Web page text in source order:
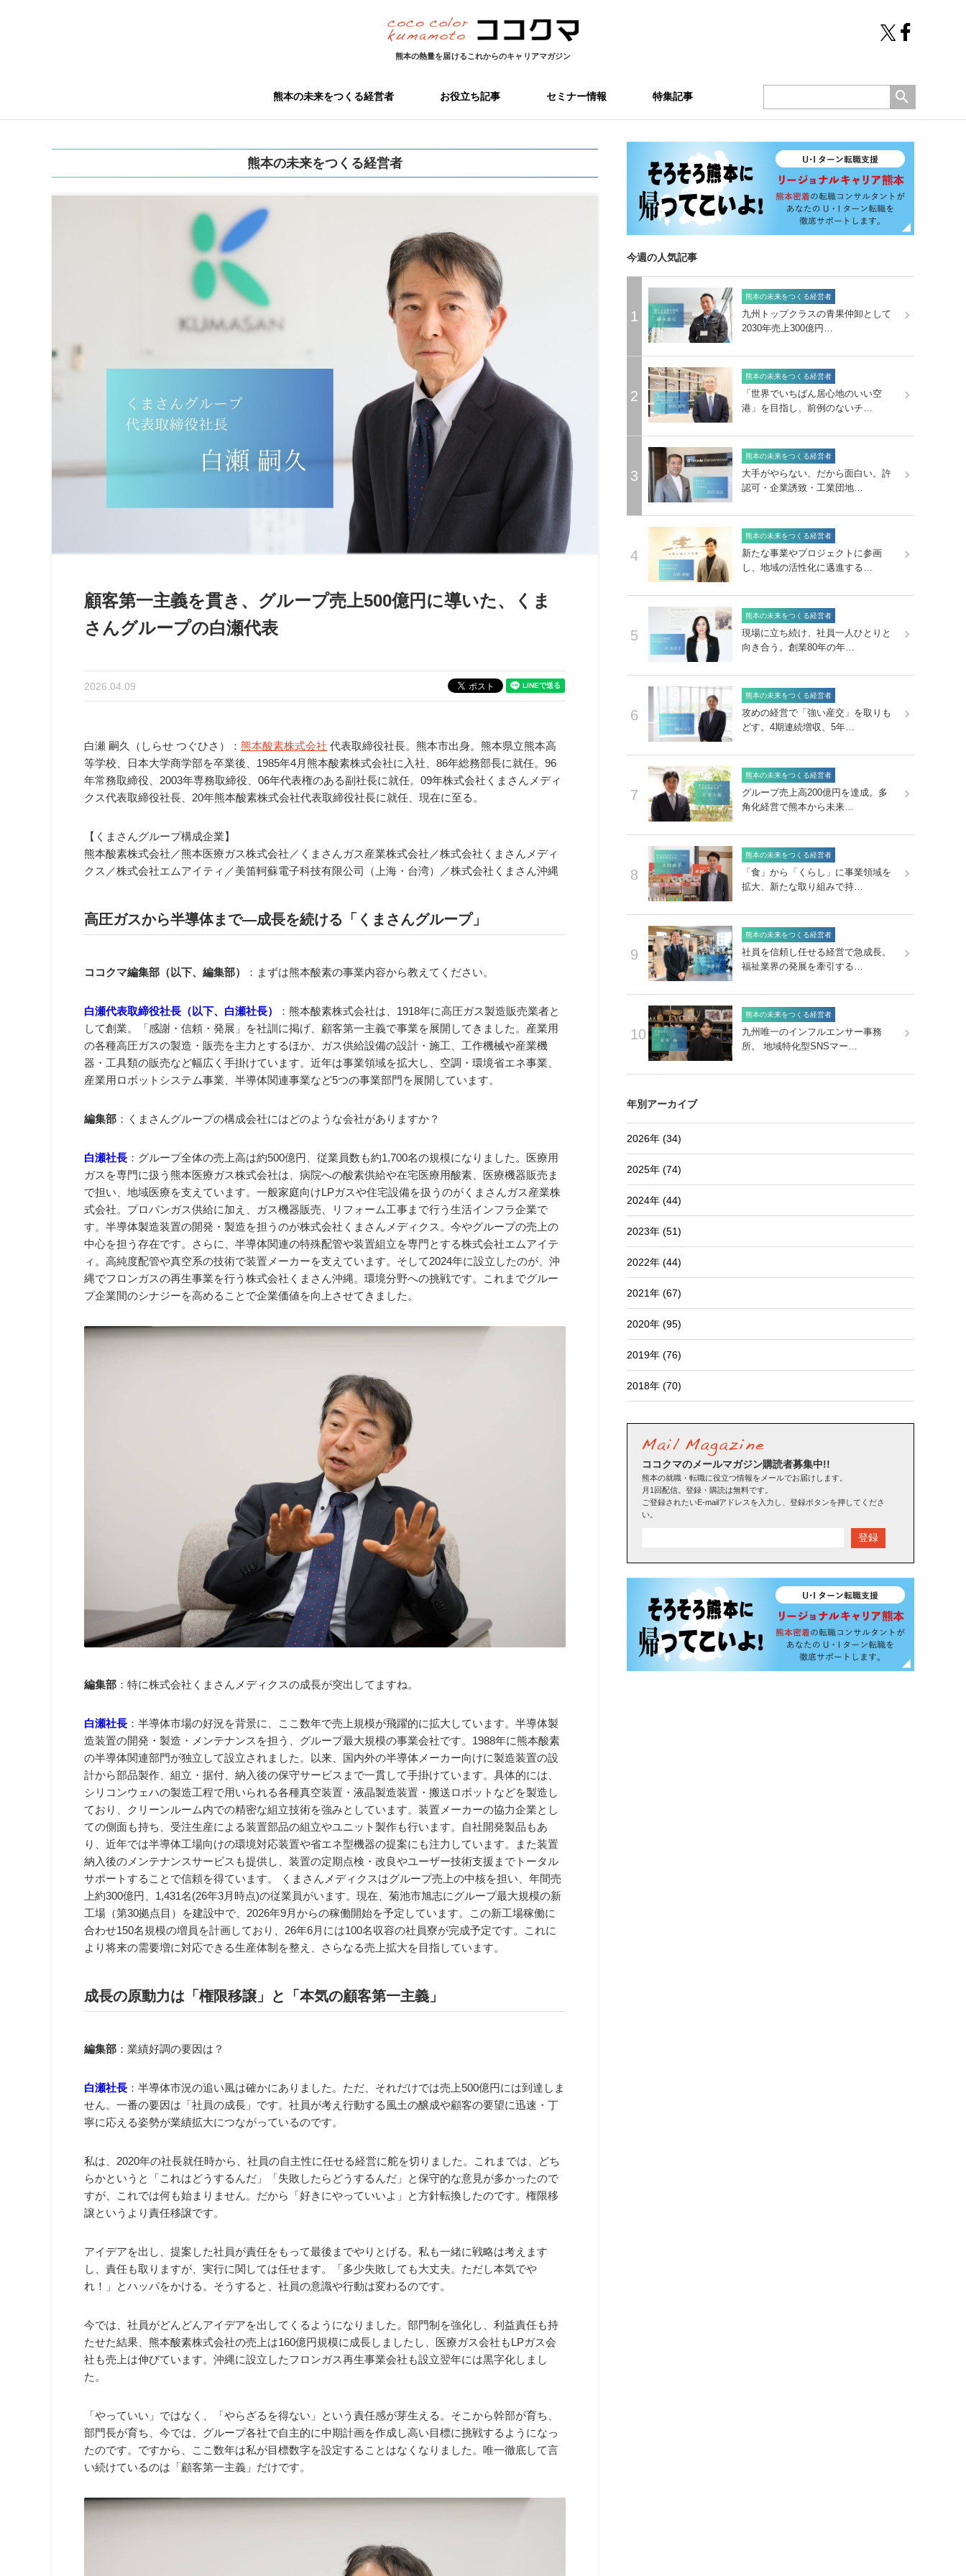
熊本の熱量を届けるこれからのキャリアマガジン
熊本の未来をつくる経営者 お役立ち記事 セミナー情報 特集記事
熊本の未来をつくる経営者
顧客第一主義を貫き、グループ売上500億円に導いた、くま
さんグループの白瀬代表
2026.04.09
白瀬 嗣久（しらせ つぐひさ）： 熊本酸素株式会社 代表取締役社長。熊本市出身。熊本県立熊本高
等学校、日本大学商学部を卒業後、1985年4月熊本酸素株式会社に入社、86年総務部長に就任。96
年常務取締役、2003年専務取締役、06年代表権のある副社長に就任。09年株式会社くまさんメディ
クス代表取締役社長、20年熊本酸素株式会社代表取締役社長に就任、現在に至る。
【くまさんグループ構成企業】
熊本酸素株式会社／熊本医療ガス株式会社／くまさんガス産業株式会社／株式会社くまさんメディ
クス／株式会社エムアイティ／美笛軻蘇電子科技有限公司（上海・台湾）／株式会社くまさん沖縄
高圧ガスから半導体まで―成長を続ける「くまさんグループ」
ココクマ編集部（以下、編集部） ：まずは熊本酸素の事業内容から教えてください。
白瀬代表取締役社長（以下、白瀬社長）
：熊本酸素株式会社は、1918年に高圧ガス製造販売業者と
して創業。「感謝・信頼・発展」を社訓に掲げ、顧客第一主義で事業を展開してきました。産業用
の各種高圧ガスの製造・販売を主力とするほか、ガス供給設備の設計・施工、工作機械や産業機
器・工具類の販売など幅広く手掛けています。近年は事業領域を拡大し、空調・環境省エネ事業、
産業用ロボットシステム事業、半導体関連事業など5つの事業部門を展開しています。
編集部 ：くまさんグループの構成会社にはどのような会社がありますか？
白瀬社長 ：グループ全体の売上高は約500億円、従業員数も約1,700名の規模になりました。医療用
ガスを専門に扱う熊本医療ガス株式会社は、病院への酸素供給や在宅医療用酸素、医療機器販売ま
で担い、地域医療を支えています。一般家庭向けLPガスや住宅設備を扱うのがくまさんガス産業株
式会社。プロパンガス供給に加え、ガス機器販売、リフォーム工事まで行う生活インフラ企業で
す。半導体製造装置の開発・製造を担うのが株式会社くまさんメディクス。今やグループの売上の
中心を担う存在です。さらに、半導体関連の特殊配管や装置組立を専門とする株式会社エムアイテ
ィ。高純度配管や真空系の技術で装置メーカーを支えています。そして2024年に設立したのが、沖
縄でフロンガスの再生事業を行う株式会社くまさん沖縄。環境分野への挑戦です。これまでグルー
プ企業間のシナジーを高めることで企業価値を向上させてきました。
編集部 ：特に株式会社くまさんメディクスの成長が突出してますね。
白瀬社長 ：半導体市場の好況を背景に、ここ数年で売上規模が飛躍的に拡大しています。半導体製
造装置の開発・製造・メンテナンスを担う、グループ最大規模の事業会社です。1988年に熊本酸素
の半導体関連部門が独立して設立されました。以来、国内外の半導体メーカー向けに製造装置の設
計から部品製作、組立・据付、納入後の保守サービスまで一貫して手掛けています。具体的には、
シリコンウェハの製造工程で用いられる各種真空装置・液晶製造装置・搬送ロボットなどを製造し
ており、クリーンルーム内での精密な組立技術を強みとしています。装置メーカーの協力企業とし
ての側面も持ち、受注生産による装置部品の組立やユニット製作も行います。自社開発製品もあ
り、近年では半導体工場向けの環境対応装置や省エネ型機器の提案にも注力しています。また装置
納入後のメンテナンスサービスも提供し、装置の定期点検・改良やユーザー技術支援までトータル
サポートすることで信頼を得ています。 くまさんメディクスはグループ売上の中核を担い、年間売
上約300億円、1,431名(26年3月時点)の従業員がいます。現在、菊池市旭志にグループ最大規模の新
工場（第30拠点目）を建設中で、2026年9月からの稼働開始を予定しています。この新工場稼働に
合わせ150名規模の増員を計画しており、26年6月には100名収容の社員寮が完成予定です。これに
より将来の需要増に対応できる生産体制を整え、さらなる売上拡大を目指しています。
成長の原動力は「権限移譲」と「本気の顧客第一主義」
編集部 ：業績好調の要因は？
白瀬社長 ：半導体市況の追い風は確かにありました。ただ、それだけでは売上500億円には到達しま
せん。一番の要因は「社員の成長」です。社員が考え行動する風土の醸成や顧客の要望に迅速・丁
寧に応える姿勢が業績拡大につながっているのです。
私は、2020年の社長就任時から、社員の自主性に任せる経営に舵を切りました。これまでは、どち
らかというと「これはどうするんだ」「失敗したらどうするんだ」と保守的な意見が多かったので
すが、これでは何も始まりません。だから「好きにやっていいよ」と方針転換したのです。権限移
譲というより責任移譲です。
アイデアを出し、提案した社員が責任をもって最後までやりとげる。私も一緒に戦略は考えます
し、責任も取りますが、実行に関しては任せます。「多少失敗しても大丈夫。ただし本気でや
れ！」とハッパをかける。そうすると、社員の意識や行動は変わるのです。
今では、社員がどんどんアイデアを出してくるようになりました。部門制を強化し、利益責任も持
たせた結果、熊本酸素株式会社の売上は160億円規模に成長しましたし、医療ガス会社もLPガス会
社も売上は伸びています。沖縄に設立したフロンガス再生事業会社も設立翌年には黒字化しまし
た。
「やっていい」ではなく、「やらざるを得ない」という責任感が芽生える。そこから幹部が育ち、
部門長が育ち、今では、グループ各社で自主的に中期計画を作成し高い目標に挑戦するようになっ
たのです。ですから、ここ数年は私が目標数字を設定することはなくなりました。唯一徹底して言
い続けているのは「顧客第一主義」だけです。
今週の人気記事
1
熊本の未来をつくる経営者
九州トップクラスの青果仲卸として
2030年売上300億円…
2
熊本の未来をつくる経営者
「世界でいちばん居心地のいい空
港」を目指し、前例のないチ…
3
熊本の未来をつくる経営者
大手がやらない、だから面白い。許
認可・企業誘致・工業団地…
4
熊本の未来をつくる経営者
新たな事業やプロジェクトに参画
し、地域の活性化に邁進する…
5
熊本の未来をつくる経営者
現場に立ち続け、社員一人ひとりと
向き合う。創業80年の年…
6
熊本の未来をつくる経営者
攻めの経営で「強い産交」を取りも
どす。4期連続増収、5年…
7
熊本の未来をつくる経営者
グループ売上高200億円を達成。多
角化経営で熊本から未来…
8
熊本の未来をつくる経営者
「食」から「くらし」に事業領域を
拡大、新たな取り組みで持…
9
熊本の未来をつくる経営者
社員を信頼し任せる経営で急成長。
福祉業界の発展を牽引する…
10
熊本の未来をつくる経営者
九州唯一のインフルエンサー事務
所。 地域特化型SNSマー…
年別アーカイブ
2026年 (34)
2025年 (74)
2024年 (44)
2023年 (51)
2022年 (44)
2021年 (67)
2020年 (95)
2019年 (76)
2018年 (70)
ココクマのメールマガジン購読者募集中!!
熊本の就職・転職に役立つ情報をメールでお届けします。
月1回配信。登録・購読は無料です。
ご登録されたいE-mailアドレスを入力し、登録ボタンを押してくださ
い。
登録